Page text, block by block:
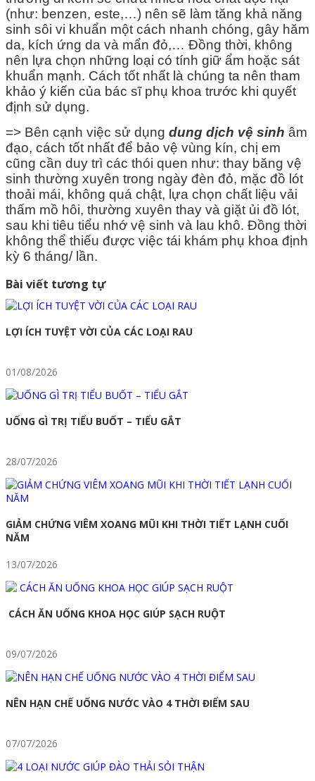
(như: benzen, este,…) nên sẽ làm tăng khả năng
sinh sôi vi khuẩn một cách nhanh chóng, gây hăm
da, kích ứng da và mẩn đỏ,… Đồng thời, không
nên lựa chọn những loại có tính giữ ẩm hoặc sát
khuẩn mạnh. Cách tốt nhất là chúng ta nên tham
khảo ý kiến của bác sĩ phụ khoa trước khi quyết
định sử dụng.
=> Bên cạnh việc sử dụng dung dịch vệ sinh âm
đạo, cách tốt nhất để bảo vệ vùng kín, chị em
cũng cần duy trì các thói quen như: thay băng vệ
sinh thường xuyên trong ngày đèn đỏ, mặc đồ lót
thoải mái, không quá chật, lựa chọn chất liệu vải
thấm mồ hôi, thường xuyên thay và giặt ủi đồ lót,
sau khi tiêu tiểu nhớ vệ sinh và lau khô. Đồng thời
không thể thiếu được việc tái khám phụ khoa định
kỳ 6 tháng/ lần.
Điều
hướng
bài
viết
Bài viết tương tự
LỢI ÍCH TUYỆT VỜI CỦA CÁC LOẠI RAU
01/08/2026
UỐNG GÌ TRỊ TIỂU BUỐT – TIỂU GẮT
28/07/2026
GIẢM CHỨNG VIÊM XOANG MŨI KHI THỜI TIẾT LẠNH CUỐI
NĂM
13/07/2026
CÁCH ĂN UỐNG KHOA HỌC GIÚP SẠCH RUỘT
09/07/2026
NÊN HẠN CHẾ UỐNG NƯỚC VÀO 4 THỜI ĐIỂM SAU
07/07/2026